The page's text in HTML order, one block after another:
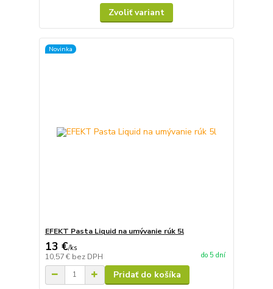
Zvoliť variant
Novinka
EFEKT Pasta Liquid na umývanie rúk 5l
13 €/ks
10,57 € bez DPH do 5 dní
Pridať do košíka